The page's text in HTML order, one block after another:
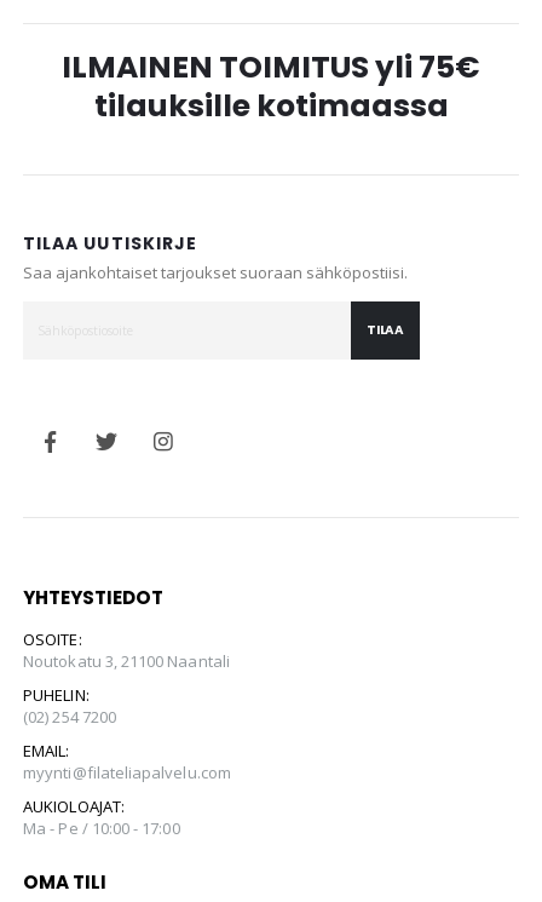
ILMAINEN TOIMITUS yli 75€
tilauksille kotimaassa
TILAA UUTISKIRJE
Saa ajankohtaiset tarjoukset suoraan sähköpostiisi.
TILAA
YHTEYSTIEDOT
OSOITE:
Noutokatu 3, 21100 Naantali
PUHELIN:
(02) 254 7200
EMAIL:
myynti@filateliapalvelu.com
AUKIOLOAJAT:
Ma - Pe / 10:00 - 17:00
OMA TILI